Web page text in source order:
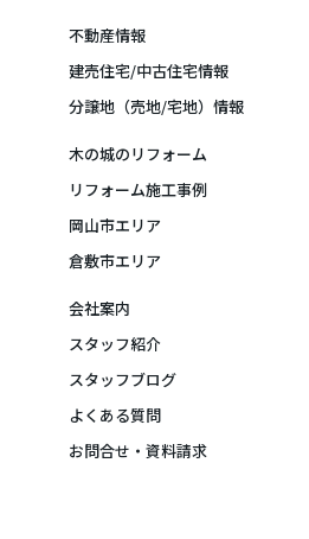
不動産情報
建売住宅/中古住宅情報
分譲地（売地/宅地）情報
木の城のリフォーム
リフォーム施工事例
岡山市エリア
倉敷市エリア
会社案内
スタッフ紹介
スタッフブログ
よくある質問
お問合せ・資料請求